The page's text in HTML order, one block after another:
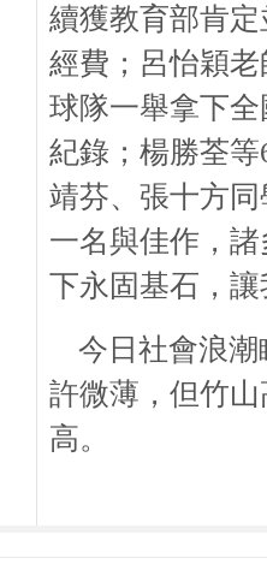
續獲教育部肯
經費；呂怡穎
球隊一舉拿下
紀錄；楊勝荃等
靖芬、張十方
一名與佳作，
下永固基石，
今日社會浪潮
許微薄，但竹
高。